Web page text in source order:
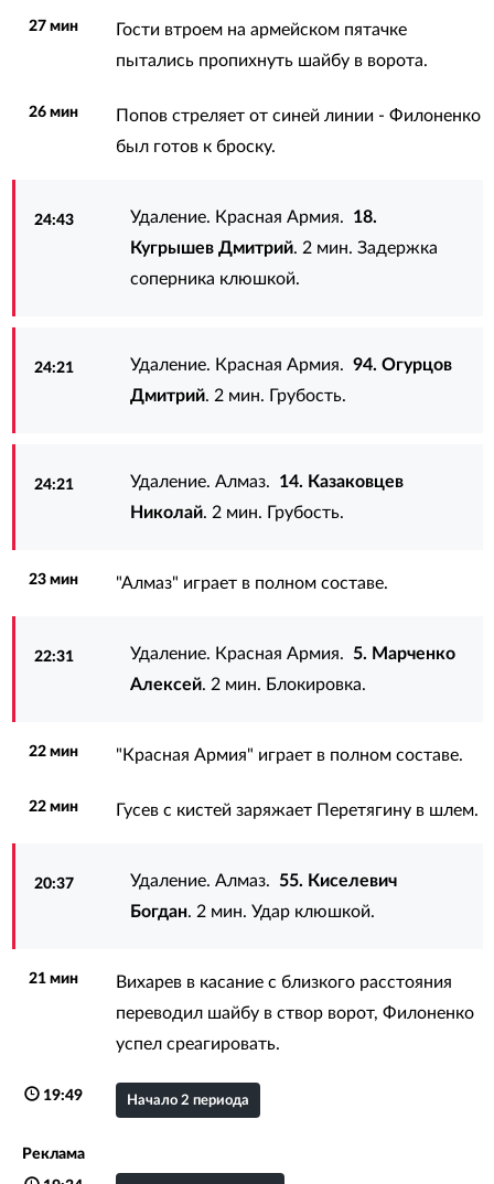
27 мин
Гости втроем на армейском пятачке
пытались пропихнуть шайбу в ворота.
26 мин
Попов стреляет от синей линии - Филоненко
был готов к броску.
24:43 Удаление. Красная Армия. 18.
Кугрышев Дмитрий. 2 мин. Задержка
соперника клюшкой.
24:21 Удаление. Красная Армия.94. Огурцов
Дмитрий. 2 мин. Грубость.
24:21 Удаление. Алмаз. 14. Казаковцев
Николай. 2 мин. Грубость.
23 мин "Алмаз" играет в полном составе.
22:31 Удаление. Красная Армия.5. Марченко
Алексей. 2 мин. Блокировка.
22 мин "Красная Армия" играет в полном составе.
22 мин Гусев с кистей заряжает Перетягину в шлем.
20:37 Удаление. Алмаз.55. Киселевич
Богдан. 2 мин. Удар клюшкой.
21 мин
Вихарев в касание с близкого расстояния
переводил шайбу в створ ворот, Филоненко
успел среагировать.
19:49 Начало 2 периода
Реклама